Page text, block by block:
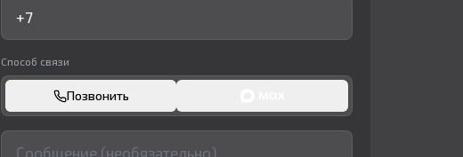
Способ связи
Позвонить